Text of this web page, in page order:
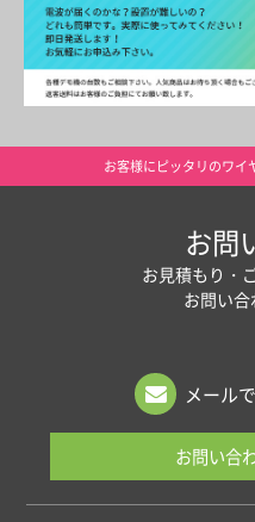
お客様にピッタリのワイ
お問
お見積もり・
お問い合
メール
お問い合